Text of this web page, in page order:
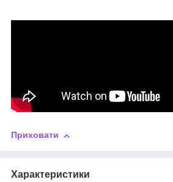
Приховати
Характеристики